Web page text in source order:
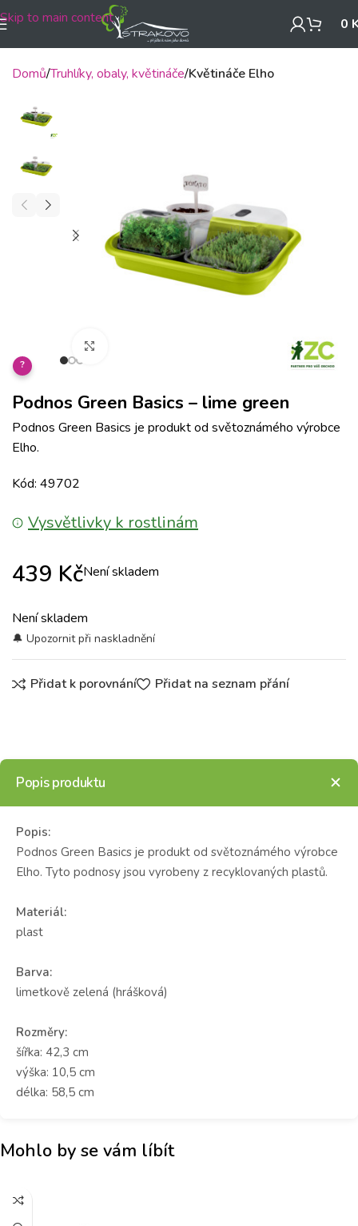
Skip to main content 0
Domů Truhlíky, obaly, květináče Květináče Elho
?
Podnos Green Basics – lime green
Podnos Green Basics je produkt od světoznámého výrobce
Elho.
Kód: 49702
Vysvětlivky k rostlinám
439 KčNení skladem
Není skladem
Přidat k porovnání Přidat na seznam přání
Popis produktu
Popis:
Podnos Green Basics je produkt od světoznámého výrobce
Elho. Tyto podnosy jsou vyrobeny z recyklovaných plastů.
Materiál:
plast
Barva:
limetkově zelená (hrášková)
Rozměry:
šířka: 42,3 cm
výška: 10,5 cm
délka: 58,5 cm
Mohlo by se vám líbít